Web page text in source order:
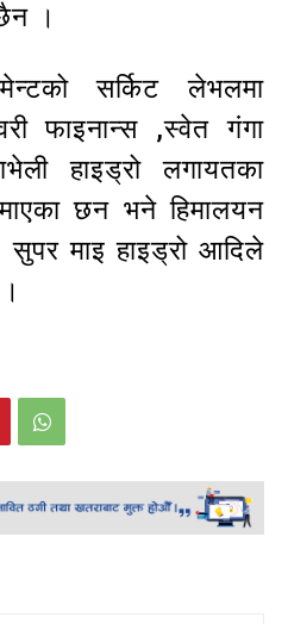
।
सर्किट लेभलमा
फाइनान्स ,स्वेत गंगा
हाइड्रो लगायतका
छन भने हिमालयन
सुपर माइ हाइड्रो आदिले